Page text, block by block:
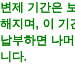
변제 기간은
해지며, 이 기
납부하면 나
니다.